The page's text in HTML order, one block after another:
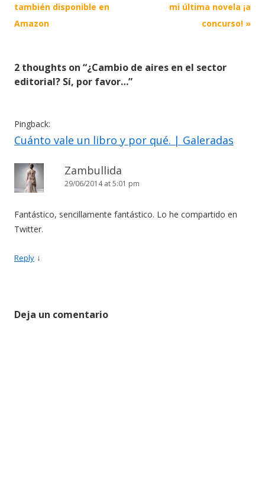
navigation
también disponible en
Amazon
mi última novela ¡a
concurso! »
2 thoughts on “¿Cambio de aires en el sector
editorial? Sí, por favor…”
Pingback:
Cuánto vale un libro y por qué. | Galeradas
Zambullida
29/06/2014 at 5:01 pm
Fantástico, sencillamente fantástico. Lo he compartido en
Twitter.
Reply ↓
Deja un comentario